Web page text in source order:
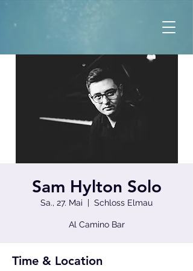
Sam Hylton Solo
Sa., 27. Mai
  |
Schloss Elmau
Al Camino Bar
Time & Location